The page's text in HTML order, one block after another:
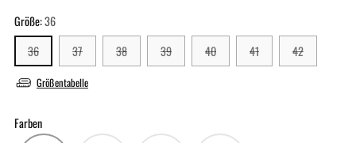
Größe:36
36
37 38 39 40 41 42
Größentabelle
Farben